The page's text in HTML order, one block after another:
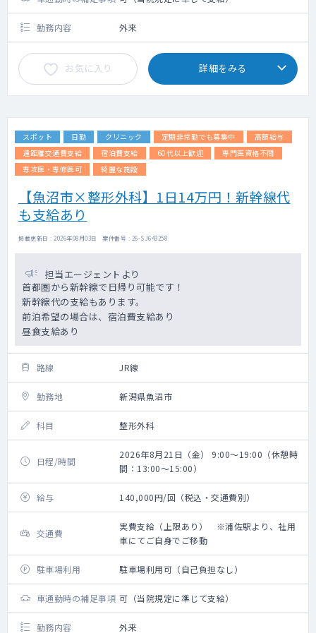
勤務内容 外来
お気に入り 詳細をみる
スポット 日勤 クリニック 定期非常勤でも募集中
高額給与
遠距離交通費支給
宿泊費支給 60代以上歓迎
専門医資格不問
専攻医・専修医可
綺麗な施設
【魚沼市×整形外科】1日14万円！新幹線代
も支給あり
掲載更新日 : 2026年08月03日 案件番号 : 26-SJ643258
担当エージェントより
首都圏から新幹線で日帰り可能です！
新幹線代の支給もあります。
前泊希望の場合は、宿泊費支給あり
昼食支給あり
路線 JR線
勤務地 新潟県魚沼市
科目 整形外科
日程/時間
2026年8月21日（金） 9:00～19:00（休憩時
間：13:00～15:00）
給与 140,000円/回（税込・交通費別）
交通費
実費支給（上限あり） ※浦佐駅より、社用
車にてご自身でご移動
駐車場利用 駐車場利用可（自己負担なし）
車通勤時の補足事項 可（当院規定に準じて支給）
勤務内容 外来